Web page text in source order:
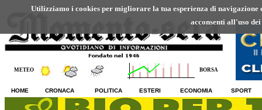
Utilizziamo i cookies per migliorare la tua esperienza di
acconsenti all'uso
METEO BORSA
HOME CRONACA POLITICA ESTERI ECONOMIA SPORT